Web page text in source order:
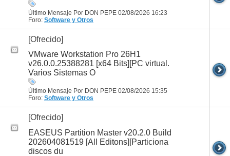
Último Mensaje Por DON PEPE 02/08/2026 16:23
Foro: Software y Otros
[Ofrecido]
VMware Workstation Pro 26H1
v26.0.0.25388281 [x64 Bits][PC virtual.
Varios Sistemas O
Último Mensaje Por DON PEPE 02/08/2026 15:35
Foro: Software y Otros
[Ofrecido]
EASEUS Partition Master v20.2.0 Build
202604081519 [All Editons][Particiona
discos du